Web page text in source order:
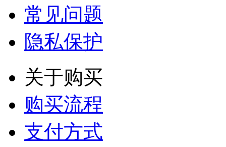
常见问题
隐私保护
关于购买
购买流程
支付方式